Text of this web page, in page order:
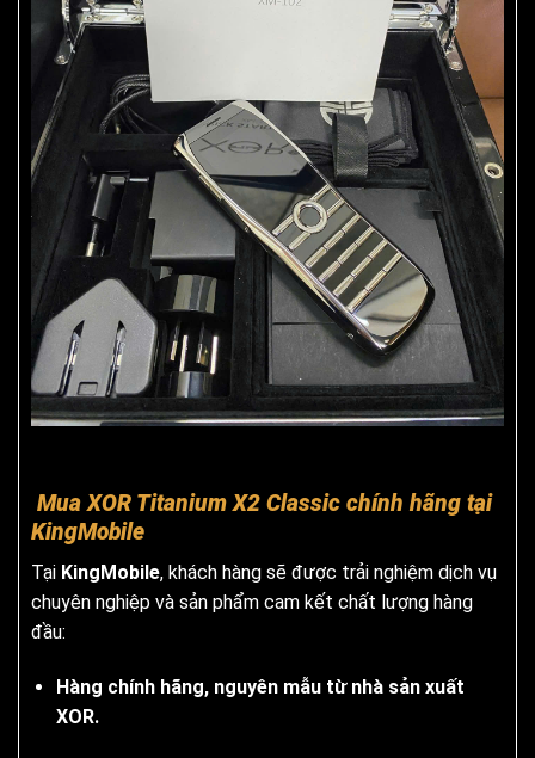
Mua XOR Titanium X2 Classic chính hãng tại
KingMobile
Tại KingMobile, khách hàng sẽ được trải nghiệm dịch vụ
chuyên nghiệp và sản phẩm cam kết chất lượng hàng
đầu:
Hàng chính hãng, nguyên mẫu từ nhà sản xuất
XOR.